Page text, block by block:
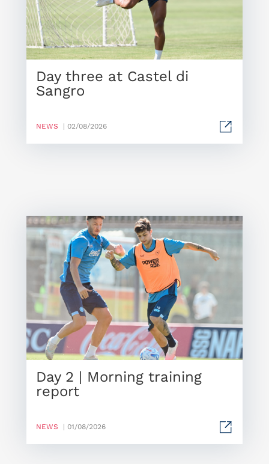
Day three at Castel di
Sangro
NEWS | 02/08/2026
Day 2 | Morning training
report
NEWS | 01/08/2026